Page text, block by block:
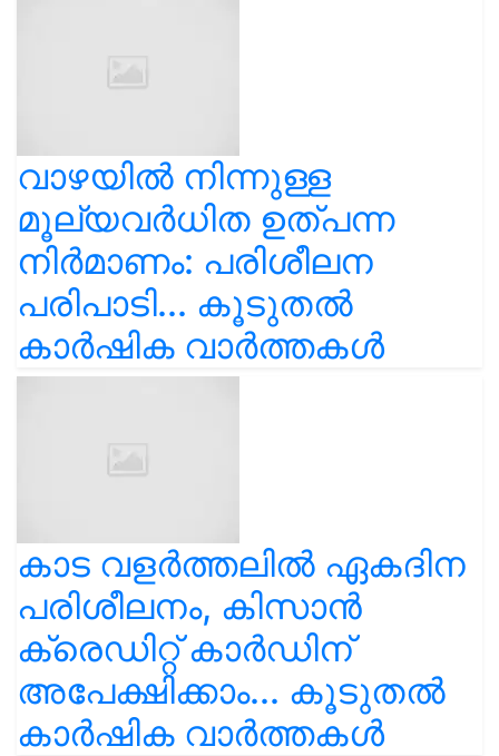
വാഴയിൽ നിന്നുള്ള
മൂല്യവർധിത ഉത്പന്ന
നിർമാണം: പരിശീലന
പരിപാടി... കൂടുതൽ
കാർഷിക വാർത്തകൾ
കാട വളര്‍ത്തലിൽ ഏകദിന
പരിശീലനം, കിസാൻ
ക്രെഡിറ്റ് കാർഡിന്
അപേക്ഷിക്കാം... കൂടുതൽ
കാർഷിക വാർത്തകൾ